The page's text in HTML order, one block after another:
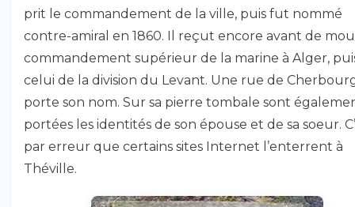
prit le commandement de la ville, puis fut nommé
contre-amiral en 1860. Il reçut encore avant de
commandement supérieur de la marine à Alger,
celui de la division du Levant. Une rue de
porte son nom. Sur sa pierre tombale sont
portées les identités de son épouse et de sa soeur.
par erreur que certains sites Internet l’enterrent à
Théville.